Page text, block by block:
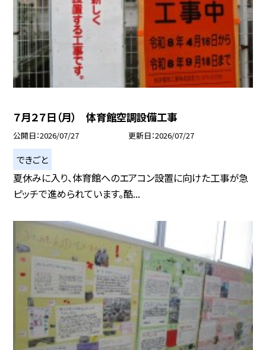
７月２７日（月） 体育館空調設備工事
公開日 2026/07/27 更新日 2026/07/27
できごと
夏休みに入り、体育館へのエアコン設置に向けた工事が急
ピッチで進められています。酷...